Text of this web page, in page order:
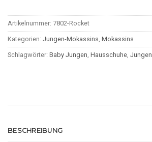
Artikelnummer: 7802-Rocket
Kategorien: Jungen-Mokassins Mokassins
Schlagwörter: Baby Jungen Hausschuhe Jungen
BESCHREIBUNG